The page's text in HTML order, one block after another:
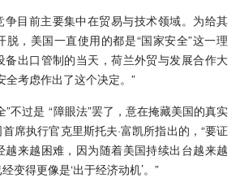
争目前主要集中在贸易与技术领域。为给其
，美国一直使用的都是“国家安全”这一理
备出口管制的当天，荷兰外贸与发展合作大
全考虑作出了这个决定。”
”不过是 “障眼法”罢了，意在掩藏美国的真实
席执行官克里斯托夫·富凯所指出的，“要证
越来越困难，因为随着美国持续出台越来越
变得更像是‘出于经济动机’。”